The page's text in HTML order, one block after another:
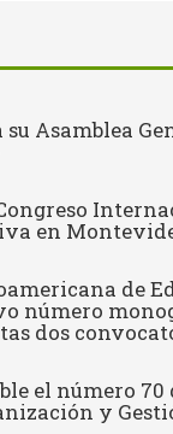
su Asamblea
en
de
número
dos
el número 70
y